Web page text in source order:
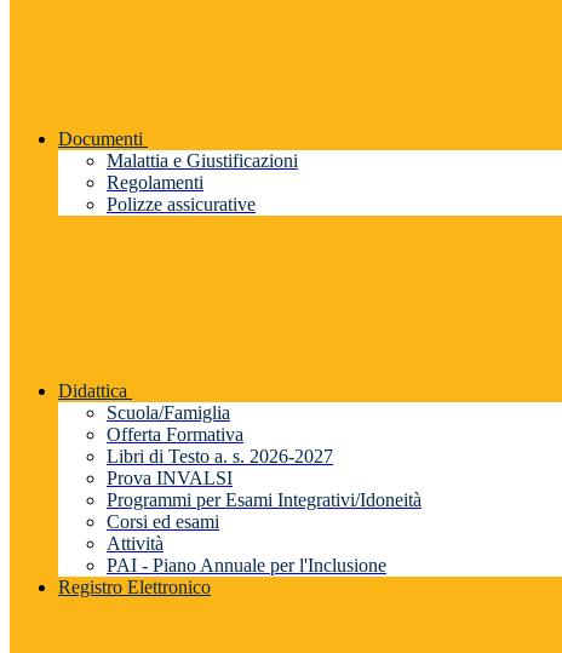
Documenti
Malattia e Giustificazioni
Regolamenti
Polizze assicurative
Didattica
Scuola/Famiglia
Offerta Formativa
Libri di Testo a. s. 2026-2027
Prova INVALSI
Programmi per Esami Integrativi/Idoneità
Corsi ed esami
Attività
PAI - Piano Annuale per l'Inclusione
Registro Elettronico